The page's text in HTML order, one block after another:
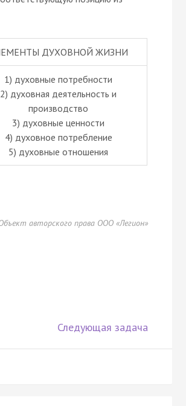
ДУХОВНОЙ ЖИЗНИ
1) духовные потребности
2) духовная деятельность и
производство
3) духовные ценности
4) духовное потребление
5) духовные отношения
авторского права ООО «Легион»
Следующая задача